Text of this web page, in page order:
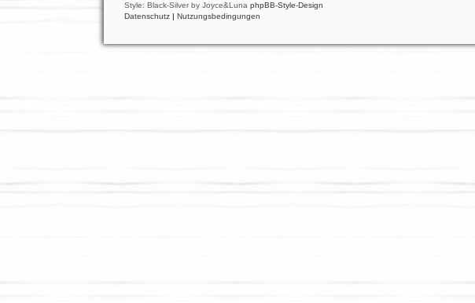
Style: Black-Silver by Joyce&Luna phpBB-Style-Design
Datenschutz | Nutzungsbedingungen